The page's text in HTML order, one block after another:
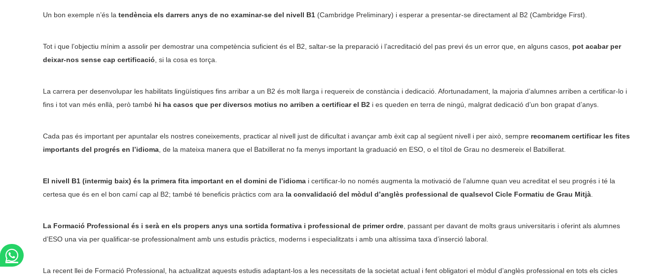
Un bon exemple n’és la tendència els darrers anys de no examinar-se del nivell B1 (Cambridge Preliminary) i esperar a presentar-se directament al B2 (Cambridge First).
Tot i que l’objectiu mínim a assolir per demostrar una competència suficient és el B2, saltar-se la preparació i l’acreditació del pas previ és un error que, en alguns casos, pot acabar per
deixar-nos sense cap certificació , si la cosa es torça.
La carrera per desenvolupar les habilitats lingüístiques fins arribar a un B2 és molt llarga i requereix de constància i dedicació. Afortunadament, la majoria d’alumnes arriben a certificar-lo i
fins i tot van més enllà, però també hi ha casos que per diversos motius no arriben a certificar el B2 i es queden en terra de ningú, malgrat dedicació d’un bon grapat d’anys.
Cada pas és important per apuntalar els nostres coneixements, practicar al nivell just de dificultat i avançar amb èxit cap al següent nivell i per això, sempre recomanem certificar les fites
importants del progrés en l’idioma , de la mateixa manera que el Batxillerat no fa menys important la graduació en ESO, o el títol de Grau no desmereix el Batxillerat.
El nivell B1 (intermig baix) és la primera fita important en el domini de l’idioma i certificar-lo no només augmenta la motivació de l’alumne quan veu acreditat el seu progrés i té la
certesa que és en el bon camí cap al B2; també té beneficis pràctics com ara la convalidació del mòdul d’anglès professional de qualsevol Cicle Formatiu de Grau Mitjà
La Formació Professional és i serà en els propers anys una sortida formativa i professional de primer ordre , passant per davant de molts graus universitaris i oferint als alumnes
d’ESO una via per qualificar-se professionalment amb uns estudis pràctics, moderns i especialitzats i amb una altíssima taxa d’inserció laboral.
La recent llei de Formació Professional, ha actualitzat aquests estudis adaptant-los a les necessitats de la societat actual i fent obligatori el mòdul d’anglès professional en tots els cicles